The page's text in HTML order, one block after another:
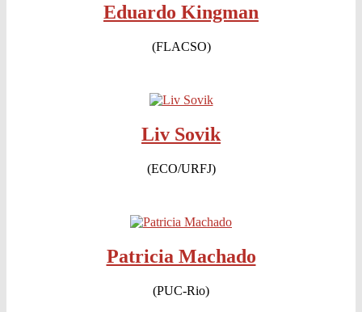
Eduardo Kingman
(FLACSO)
Liv Sovik
(ECO/URFJ)
Patricia Machado
(PUC-Rio)